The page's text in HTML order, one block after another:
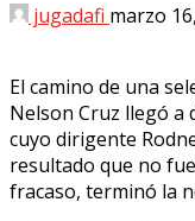
jugadafi marzo
El camino de una
Nelson Cruz llegó a
cuyo dirigente
resultado que no
fracaso, terminó la